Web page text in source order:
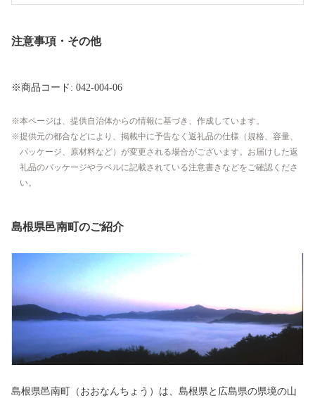
注意事項・その他
※商品コード: 042-004-06
本ページは、提供自治体からの情報に基づき、作成しています。
提供元の都合などにより、掲載中に予告なく返礼品の仕様（規格、容量、
パッケージ、原材料など）が変更される場合がございます。お届けした返
礼品のパッケージやラベルに記載されている注意書きなどをご確認くださ
い。
島根県邑南町のご紹介
島根県邑南町（おおなんちょう）は、島根県と広島県の県境の山